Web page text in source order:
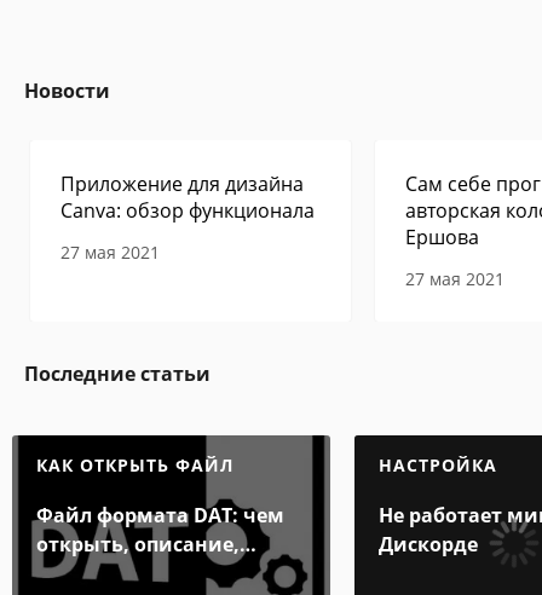
Новости
Приложение для дизайна
Canva: обзор функционала
27 мая 2021
Сам себе
авторская
Ершова
27 мая 2021
Последние статьи
КАК ОТКРЫТЬ ФАЙЛ
Файл формата DAT: чем
открыть, описание,
особенности
НАСТРОЙКА
Не работает
Дискорде